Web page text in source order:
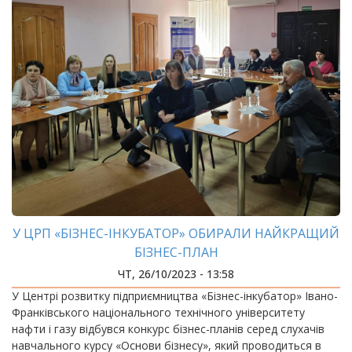
У ЦРП «БІЗНЕС-ІНКУБАТОР» ОБИРАЛИ НАЙКРАЩИЙ
БІЗНЕС-ПЛАН
ЧТ, 26/10/2023 - 13:58
У Центрі розвитку підприємництва «Бізнес-інкубатор» Івано-
Франківського національного технічного університету
нафти і газу відбувся конкурс бізнес-планів серед слухачів
навчального курсу «Основи бізнесу», який проводиться в